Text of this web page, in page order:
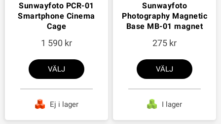
Sunwayfoto PCR-01
Smartphone Cinema
Cage
1 590
VÄLJ
Ej i lager
Sunwayfoto
Photography Magnetic
Base MB-01 magnet
275
VÄLJ
I lager